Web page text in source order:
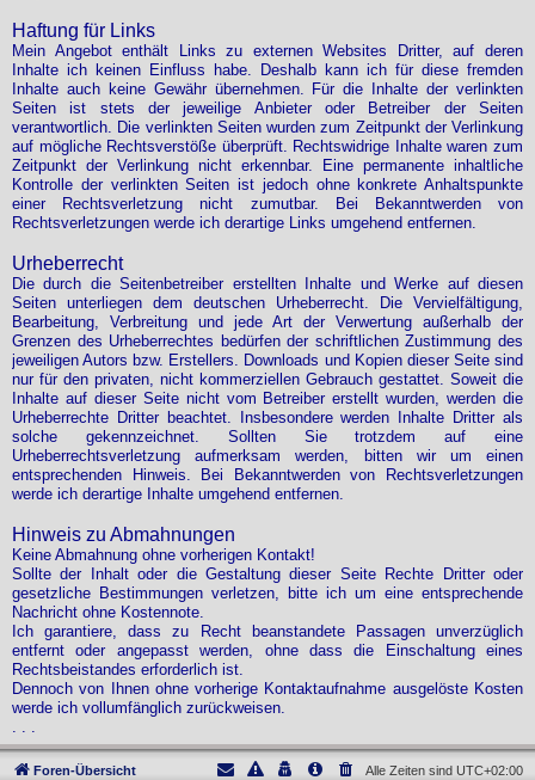
Haftung für Links
Mein Angebot enthält Links zu externen Websites Dritter, auf deren
Inhalte ich keinen Einfluss habe. Deshalb kann ich für diese fremden
Inhalte auch keine Gewähr übernehmen. Für die Inhalte der verlinkten
Seiten ist stets der jeweilige Anbieter oder Betreiber der Seiten
verantwortlich. Die verlinkten Seiten wurden zum Zeitpunkt der Verlinkung
auf mögliche Rechtsverstöße überprüft. Rechtswidrige Inhalte waren zum
Zeitpunkt der Verlinkung nicht erkennbar. Eine permanente inhaltliche
Kontrolle der verlinkten Seiten ist jedoch ohne konkrete Anhaltspunkte
einer Rechtsverletzung nicht zumutbar. Bei Bekanntwerden von
Rechtsverletzungen werde ich derartige Links umgehend entfernen.
Urheberrecht
Die durch die Seitenbetreiber erstellten Inhalte und Werke auf diesen
Seiten unterliegen dem deutschen Urheberrecht. Die Vervielfältigung,
Bearbeitung, Verbreitung und jede Art der Verwertung außerhalb der
Grenzen des Urheberrechtes bedürfen der schriftlichen Zustimmung des
jeweiligen Autors bzw. Erstellers. Downloads und Kopien dieser Seite sind
nur für den privaten, nicht kommerziellen Gebrauch gestattet. Soweit die
Inhalte auf dieser Seite nicht vom Betreiber erstellt wurden, werden die
Urheberrechte Dritter beachtet. Insbesondere werden Inhalte Dritter als
solche gekennzeichnet. Sollten Sie trotzdem auf eine
Urheberrechtsverletzung aufmerksam werden, bitten wir um einen
entsprechenden Hinweis. Bei Bekanntwerden von Rechtsverletzungen
werde ich derartige Inhalte umgehend entfernen.
Hinweis zu Abmahnungen
Keine Abmahnung ohne vorherigen Kontakt!
Sollte der Inhalt oder die Gestaltung dieser Seite Rechte Dritter oder
gesetzliche Bestimmungen verletzen, bitte ich um eine entsprechende
Nachricht ohne Kostennote.
Ich garantiere, dass zu Recht beanstandete Passagen unverzüglich
entfernt oder angepasst werden, ohne dass die Einschaltung eines
Rechtsbeistandes erforderlich ist.
Dennoch von Ihnen ohne vorherige Kontaktaufnahme ausgelöste Kosten
werde ich vollumfänglich zurückweisen.
. . .
Foren-Übersicht Alle Zeiten sind UTC+02:00